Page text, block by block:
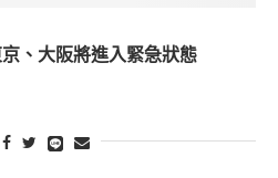
、大阪將進入緊急狀態